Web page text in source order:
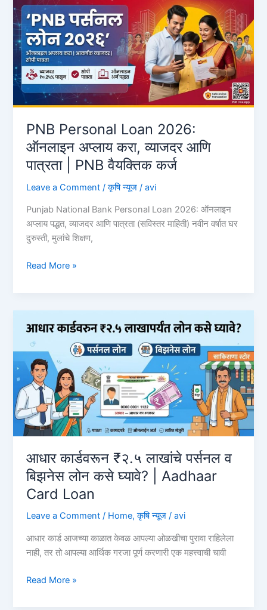
₹60,000
आणि
म्हशीसाठी
₹80,000
पर्यंत
कर्ज
कसे
मिळवाल?
जाणून
घ्या
संपूर्ण
प्रक्रिया!
PNB Personal Loan 2026:
ऑनलाइन अप्लाय करा, व्याजदर आणि
पात्रता | PNB वैयक्तिक कर्ज
Leave a Comment /कृषि न्यूज /avi
Punjab National Bank Personal Loan 2026: ऑनलाइन
अप्लाय पद्धत, व्याजदर आणि पात्रता (सविस्तर माहिती) नवीन वर्षात घर
दुरुस्ती, मुलांचे शिक्षण,
PNB
2026:
ऑनलाइन
करा,
व्याजदर
आणि
पात्रता
|
PNB
वैयक्तिक
Read More »
आधार कार्डवरून ₹२.५ लाखांचे पर्सनल व
बिझनेस लोन कसे घ्यावे? | Aadhaar
Card Loan
Leave a Comment / Home,कृषि न्यूज /avi
आधार कार्ड आजच्या काळात केवळ आपल्या ओळखीचा पुरावा राहिलेला
नाही, तर तो आपल्या आर्थिक गरजा पूर्ण करणारी एक महत्त्वाची चावी
आधार
Read More »